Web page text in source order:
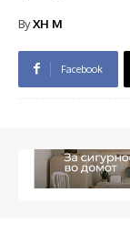
ByXH M
Facebook